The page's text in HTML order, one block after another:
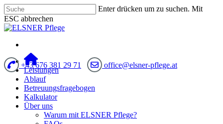
Enter drücken um zu suchen. Mit
ESC abbrechen
+43 676 381 29 71 office@elsner-pflege.at
Leistungen
Ablauf
Betreuungsfragebogen
Kalkulator
Über uns
Warum mit ELSNER Pflege?